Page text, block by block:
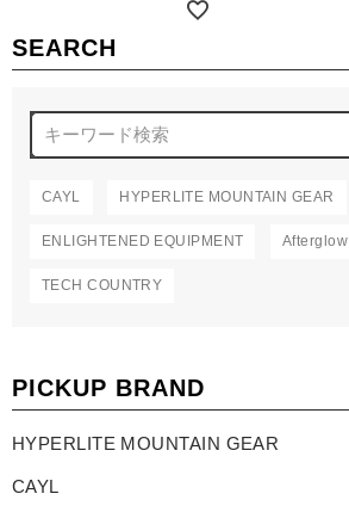
SEARCH
CAYL HYPERLITE MOUNTAIN GEAR
ENLIGHTENED EQUIPMENT Afterglow
TECH COUNTRY
PICKUP BRAND
HYPERLITE MOUNTAIN GEAR
CAYL